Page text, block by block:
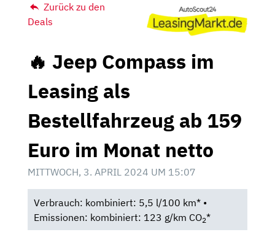
Zurück zu den
Deals
🔥 Jeep Compass im
Leasing als
Bestellfahrzeug ab 159
Euro im Monat netto
MITTWOCH, 3. APRIL 2024 UM 15:07
Verbrauch: kombiniert: 5,5 l/100 km* •
Emissionen: kombiniert: 123 g/km CO2*